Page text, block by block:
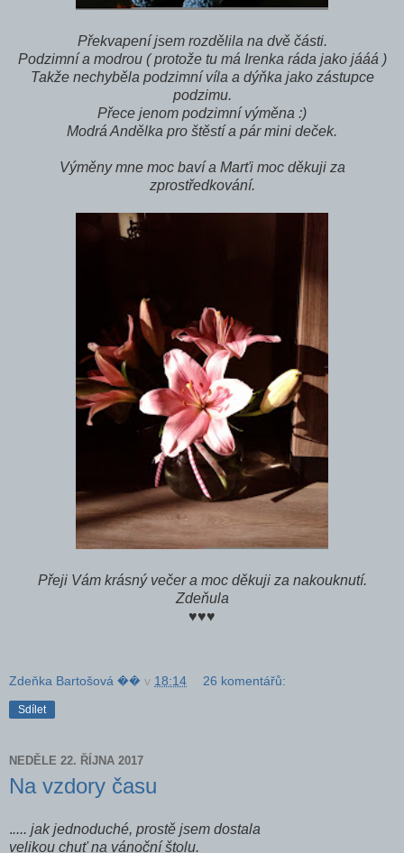
Překvapení jsem rozdělila na dvě části.
Podzimní a modrou ( protože tu má Irenka ráda jako jááá )
Takže nechyběla podzimní víla a dýňka jako zástupce
podzimu.
Přece jenom podzimní výměna :)
Modrá Andělka pro štěstí a pár mini deček.
Výměny mne moc baví a Marťi moc děkuji za
zprostředkování.
Přeji Vám krásný večer a moc děkuji za nakouknutí.
Zdeňula
♥♥♥
Zdeňka Bartošová �� v 18:14 26 komentářů:
Sdílet
NEDĚLE 22. ŘÍJNA 2017
Na vzdory času
..... jak jednoduché, prostě jsem dostala
velikou chuť na vánoční štolu.